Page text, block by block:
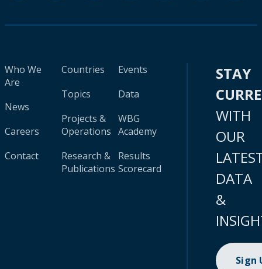
Who We
Are
News
Careers
Contact
Countries
Topics
Projects &
Operations
Research &
Publications
Events
Data
WBG
Academy
Results
Scorecard
STAY
WITH
OUR
DATA
&
Sign